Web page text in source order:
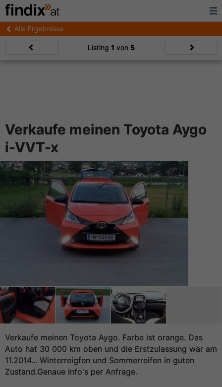
Alle Ergebnisse
Listing 1 von 5
Verkaufe meinen Toyota Aygo
i-VVT-x
Verkaufe meinen Toyota Aygo. Farbe ist orange. Das
Auto hat 30 000 km oben und die Erstzulassung war am
11.2014... Winterreigfen und Sommerreifen in guten
Zustand.Genaue Info's per Anfrage.